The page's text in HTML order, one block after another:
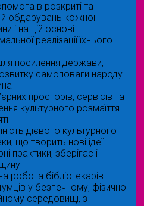
в розкриті та
й обдарувань кожної
і на цій основі
реалізації їхнього
посилення держави,
самоповаги народу
просторів, сервісів та
культурного розмаїття
дієвого культурного
що творить нові ідеї
практики, зберігає і
робота бібліотекарів
у безпечному, фізично
середовищі, з